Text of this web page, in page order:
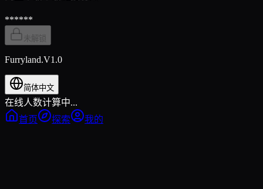
******
未解锁
Furryland.V1.0
简体中文
在线人数计算中...
首页
探索 我的